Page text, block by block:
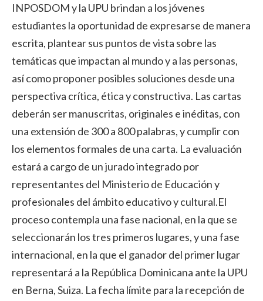
INPOSDOM y la UPU brindan a los jóvenes
estudiantes la oportunidad de expresarse de manera
escrita, plantear sus puntos de vista sobre las
temáticas que impactan al mundo y a las personas,
así como proponer posibles soluciones desde una
perspectiva crítica, ética y constructiva. Las cartas
deberán ser manuscritas, originales e inéditas, con
una extensión de 300 a 800 palabras, y cumplir con
los elementos formales de una carta. La evaluación
estará a cargo de un jurado integrado por
representantes del Ministerio de Educación y
profesionales del ámbito educativo y cultural.El
proceso contempla una fase nacional, en la que se
seleccionarán los tres primeros lugares, y una fase
internacional, en la que el ganador del primer lugar
representará a la República Dominicana ante la UPU
en Berna, Suiza. La fecha límite para la recepción de